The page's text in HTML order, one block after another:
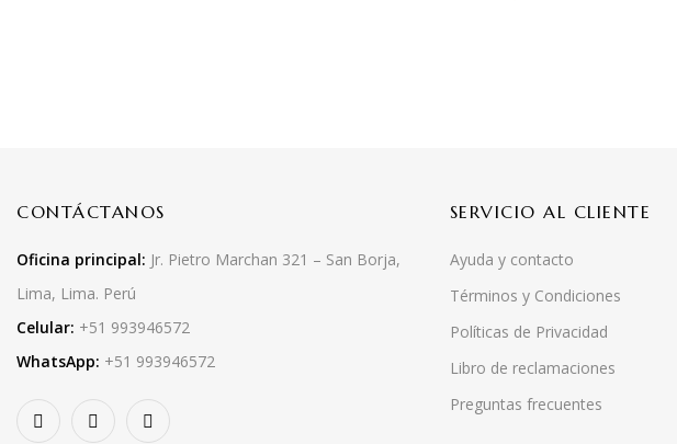
CONTÁCTANOS
Oficina principal: Jr. Pietro Marchan 321 – San Borja,
Lima, Lima. Perú
Celular: +51 993946572
WhatsApp: +51 993946572
SERVICIO AL CLIENTE
Ayuda y contacto
Términos y Condiciones
Políticas de Privacidad
Libro de reclamaciones
Preguntas frecuentes